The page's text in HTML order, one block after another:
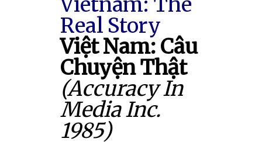
Real Story
Việt Nam: Câu
Chuyện Thật
(Accuracy In
Media Inc.
1985)